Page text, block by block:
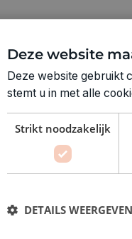
Deze website
Deze website gebruikt
stemt u in met alle
Strikt noodzakelijk
DETAILS WEERGEVEN